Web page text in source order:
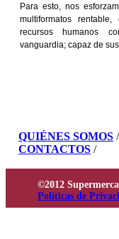
Para esto, nos
multiformatos
recursos humanos
vanguardia; capaz de
QUIÉNES SOMOS /
CONTACTOS /
©2012
Políticas de